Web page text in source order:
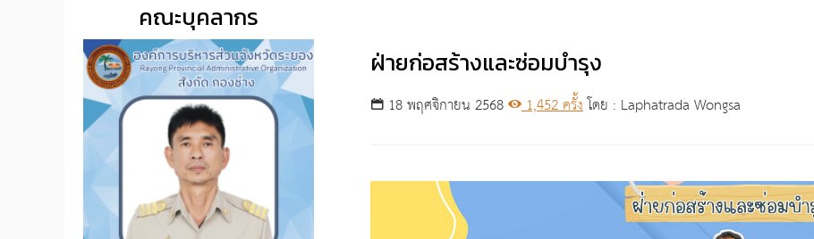
คณะบุคลากร
ฝ่ายก่อสร้างและซ่อมบำรุง
18 พฤศจิกายน 2568 1,452 ครั้งโดย : Laphatrada Wongsa